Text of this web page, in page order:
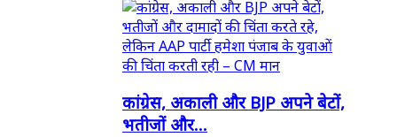
कांग्रेस, अकाली और BJP अपने बेटों,
भतीजों और...